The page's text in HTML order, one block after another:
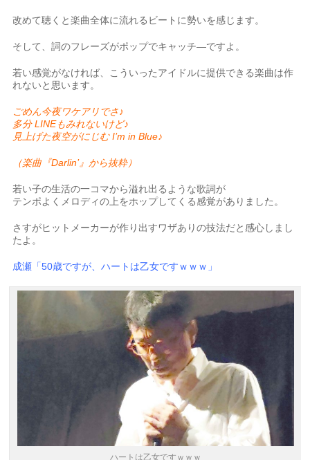
改めて聴くと楽曲全体に流れるビートに勢いを感じます。
そして、詞のフレーズがポップでキャッチ―ですよ。
若い感覚がなければ、こういったアイドルに提供できる楽曲は作
れないと思います。
ごめん今夜ワケアリでさ♪
多分 LINEもみれないけど♪
見上げた夜空がにじむ I’m in Blue♪
（楽曲『Darlin’』から抜粋）
若い子の生活の一コマから溢れ出るような歌詞が
テンポよくメロディの上をホップしてくる感覚がありました。
さすがヒットメーカーが作り出すワザありの技法だと感心しまし
たよ。
成瀬「50歳ですが、ハートは乙女ですｗｗｗ」
ハートは乙女ですｗｗｗ